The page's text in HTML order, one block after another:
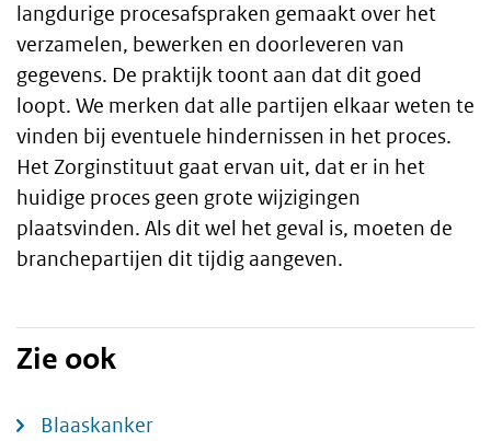
langdurige procesafspraken gemaakt over het
verzamelen, bewerken en doorleveren van
gegevens. De praktijk toont aan dat dit goed
loopt. We merken dat alle partijen elkaar weten te
vinden bij eventuele hindernissen in het proces.
Het Zorginstituut gaat ervan uit, dat er in het
huidige proces geen grote wijzigingen
plaatsvinden. Als dit wel het geval is, moeten de
branchepartijen dit tijdig aangeven.
Zie ook
Blaaskanker